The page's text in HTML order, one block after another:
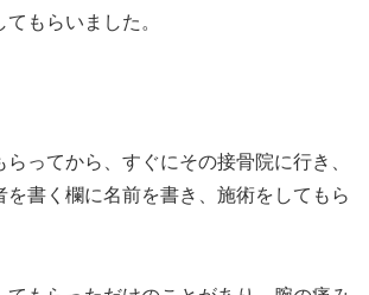
もらいました。
ってから、すぐにその接骨院に行き、
を書く欄に名前を書き、施術をしてもら